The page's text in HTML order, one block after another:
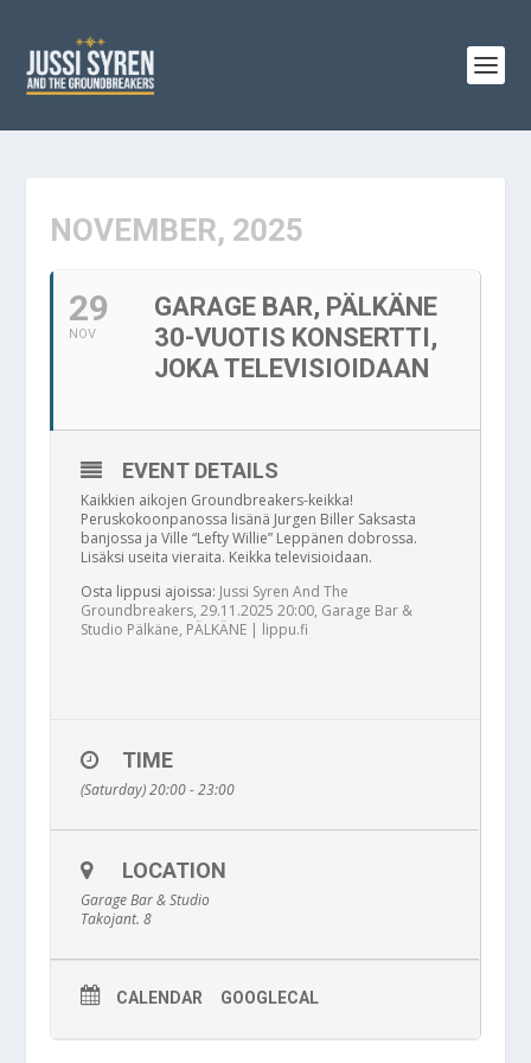
NOVEMBER, 2025
29
NOV
GARAGE BAR, PÄLKÄNE
30-VUOTIS KONSERTTI,
JOKA TELEVISIOIDAAN
EVENT DETAILS
Kaikkien aikojen Groundbreakers-keikka!
Peruskokoonpanossa lisänä Jurgen Biller Saksasta
banjossa ja Ville “Lefty Willie” Leppänen dobrossa.
Lisäksi useita vieraita. Keikka televisioidaan.
Osta lippusi ajoissa: Jussi Syren And The
Groundbreakers, 29.11.2025 20:00, Garage Bar &
Studio Pälkäne, PÄLKÄNE | lippu.fi
TIME
(Saturday) 20:00 - 23:00
LOCATION
Garage Bar & Studio
Takojant. 8
CALENDAR GOOGLECAL